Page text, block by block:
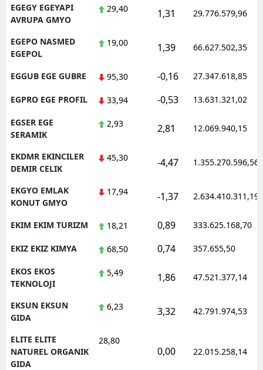
EGEGY EGEYAPI
AVRUPA GMYO
29,40 1,31 29.776.579,96
EGEPO NASMED
EGEPOL
19,00 1,39 66.627.502,35
EGGUB EGE GUBRE 95,30 -0,16 27.347.618,85
EGPRO EGE PROFIL 33,94 -0,53 13.631.321,02
EGSER EGE
SERAMIK
2,93 2,81 12.069.940,15
EKDMR EKINCILER
DEMIR CELIK
45,30 -4,47 1.355.270.596,56
EKGYO EMLAK
KONUT GMYO
17,94 -1,37 2.634.410.311,19
EKIM EKIM TURIZM 18,21 0,89 333.625.168,70
EKIZ EKIZ KIMYA 68,50 0,74 357.655,50
EKOS EKOS
TEKNOLOJI
5,49 1,86 47.521.377,14
EKSUN EKSUN
GIDA
6,23 3,32 42.791.974,53
ELITE ELITE
NATUREL ORGANIK
GIDA
28,80
0,00 22.015.258,14